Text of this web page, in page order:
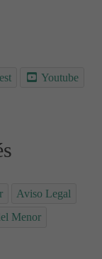
Youtube
Aviso Legal
Menor